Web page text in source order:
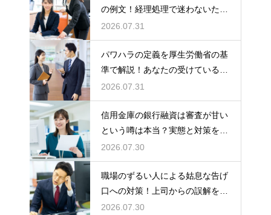
の例文！経理処理で迷わないため
の知識
2026.07.31
パワハラの定義を厚生労働省の基
準で解説！あなたの受けている行
為は該当する？
2026.07.31
信用金庫の銀行融資は審査が甘い
という噂は本当？実態と対策を徹
底解説
2026.07.30
職場のずるい人による姑息な告げ
口への対策！上司からの誤解を解
いて自分の身の潔白を証明する手
2026.07.30